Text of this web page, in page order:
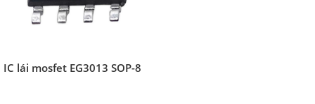
IC lái mosfet EG3013 SOP-8